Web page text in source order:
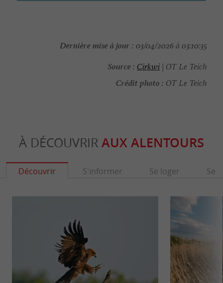
Dernière mise à jour : 03/04/2026 à 03:10:35
Source : Cirkwi | OT Le Teich
Crédit photo : OT Le Teich
À DÉCOUVRIR AUX ALENTOURS
Découvrir S'informer Se loger Se